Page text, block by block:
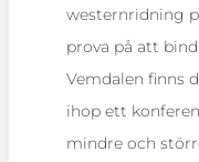
westernridning
prova på att
Vemdalen finns
ihop ett
mindre och